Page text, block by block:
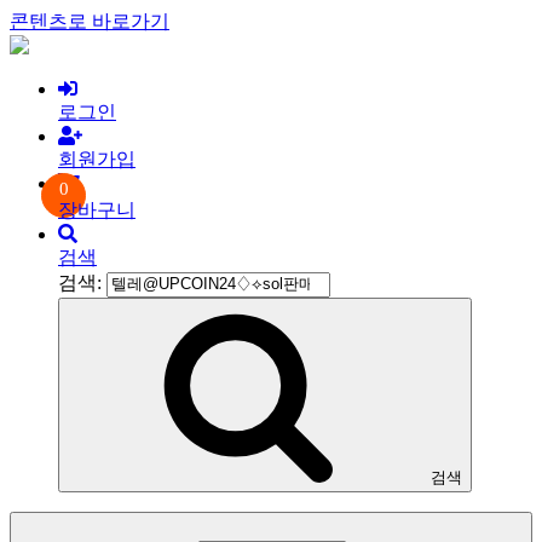
콘텐츠로 바로가기
로그인
회원가입
0
장바구니
검색
검색:
검색